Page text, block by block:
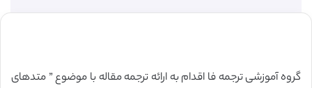
گروه آموزشی ترجمه فا اقدام به ارائه ترجمه مقاله با موضوع ” متدهای